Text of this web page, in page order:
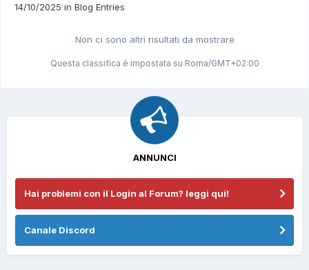
14/10/2025 in Blog Entries
Non ci sono altri risultati da mostrare
Questa classifica è impostata su Roma/GMT+02:00
ANNUNCI
Hai problemi con il Login al Forum? leggi qui!
Canale Discord